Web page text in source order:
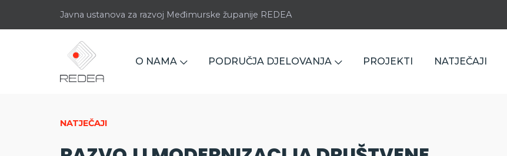
Javna ustanova za razvoj Međimurske županije REDEA
O NAMA PODRUČJA DJELOVANJA PROJEKTI NATJEČAJI
NATJEČAJI